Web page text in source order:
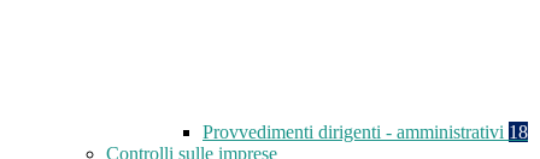
Provvedimenti dirigenti - amministrativi 18
Controlli sulle imprese